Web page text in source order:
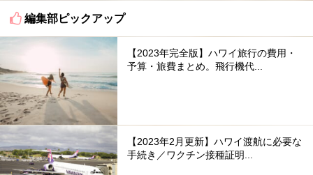
編集部ピックアップ
【2023年完全版】ハワイ旅行の費用・
予算・旅費まとめ。飛行機代...
【2023年2月更新】ハワイ渡航に必要な
手続き／ワクチン接種証明...